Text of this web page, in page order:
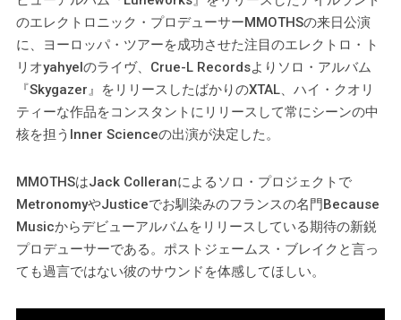
のエレクトロニック・プロデューサーMMOTHSの来日公演
に、ヨーロッパ・ツアーを成功させた注目のエレクトロ・ト
リオyahyelのライヴ、Crue-L Recordsよりソロ・アルバム
『Skygazer』をリリースしたばかりのXTAL、ハイ・クオリ
ティーな作品をコンスタントにリリースして常にシーンの中
核を担うInner Scienceの出演が決定した。
MMOTHSはJack Colleranによるソロ・プロジェクトで
MetronomyやJusticeでお馴染みのフランスの名門Because
Musicからデビューアルバムをリリースしている期待の新鋭
プロデューサーである。ポストジェームス・ブレイクと言っ
ても過言ではない彼のサウンドを体感してほしい。